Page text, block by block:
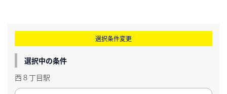
選択条件変更
選択中の条件
西８丁目駅